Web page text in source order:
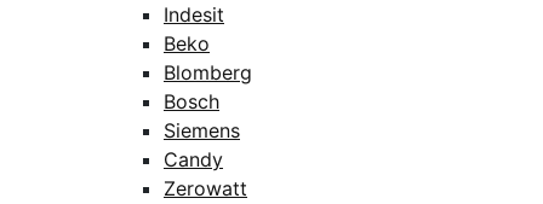
Indesit
Beko
Blomberg
Bosch
Siemens
Candy
Zerowatt